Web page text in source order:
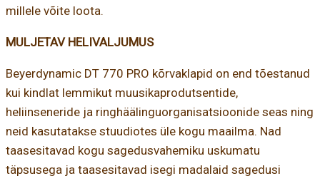
millele võite loota.
MULJETAV HELIVALJUMUS
Beyerdynamic DT 770 PRO kõrvaklapid on end tõestanud
kui kindlat lemmikut muusikaprodutsentide,
heliinseneride ja ringhäälinguorganisatsioonide seas ning
neid kasutatakse stuudiotes üle kogu maailma. Nad
taasesitavad kogu sagedusvahemiku uskumatu
täpsusega ja taasesitavad isegi madalaid sagedusi